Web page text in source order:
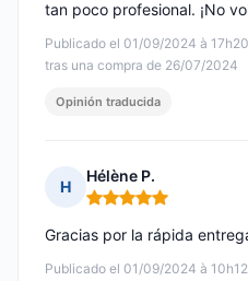
Publicado el 01/09/2024 à 17h20
tras una compra de 26/07/2024
tan poco profesional. ¡No
Opinión traducida
H
Hélène P.
Nota: 5 de 5
Publicado el 01/09/2024 à 10h12
Gracias por la rápida